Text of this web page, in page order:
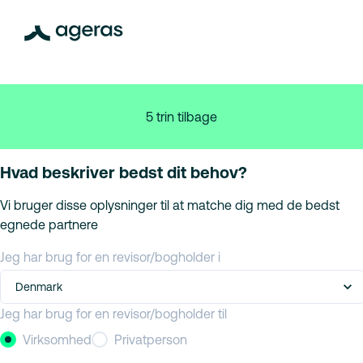
5 trin tilbage
Hvad beskriver bedst dit behov?
Vi bruger disse oplysninger til at matche dig med de bedst
egnede partnere
Jeg har brug for en revisor/bogholder i
Denmark
Jeg har brug for en revisor/bogholder til
Virksomhed
Privatperson